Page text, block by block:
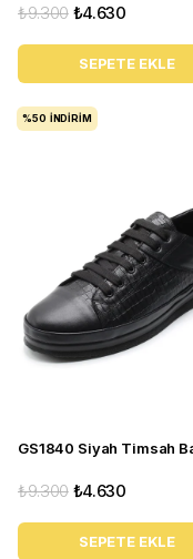
₺4.630
₺9.300
SEPETE EKLE
₺4.630
₺9.300
SEPETE EKLE
%50 İNDIRIM